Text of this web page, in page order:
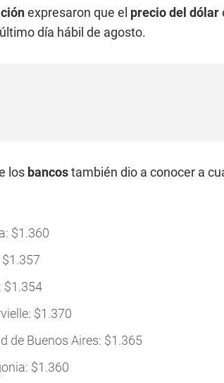
expresaron que el precio del dólar
día hábil de agosto.
los bancostambién dio a conocer a
$1.360
$1.354
$1.370
de Buenos Aires: $1.365
$1.360